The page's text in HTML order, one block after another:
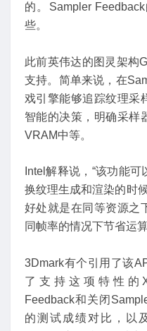
的。Sampler
些。
此前英伟达的图灵架构
支持。简单来说，在
戏引擎能够追踪纹理采
智能的决策，明确采样
VRAM中等。
Intel解释说，“该功能
换纹理生成和渲染的时
好处就是在同等资源之
同帧率的情况下节省运
3Dmark有个引用了该
了支持这项特性的
Feedback和关闭
的测试成绩对比，以